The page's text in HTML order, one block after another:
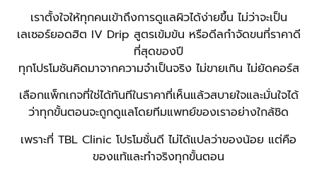
เราตั้งใจให้ทุกคนเข้าถึงการดูแลผิวได้ง่ายขึ้น ไม่ว่าจะเป็น
เลเซอร์ยอดฮิต IV Drip สูตรเข้มข้น หรือดีลกำจัดขนที่ราคาดี
ที่สุดของปี
ทุกโปรโมชันคิดมาจากความจำเป็นจริง ไม่ขายเกิน ไม่ยัดคอร์ส
เลือกแพ็กเกจที่ใช่ได้ทันทีในราคาที่เห็นแล้วสบายใจและมั่นใจได้
ว่าทุกขั้นตอนจะถูกดูแลโดยทีมแพทย์ของเราอย่างใกล้ชิด
เพราะที่ TBL Clinic โปรโมชั่นดี ไม่ได้แปลว่าของน้อย แต่คือ
ของแท้และทำจริงทุกขั้นตอน